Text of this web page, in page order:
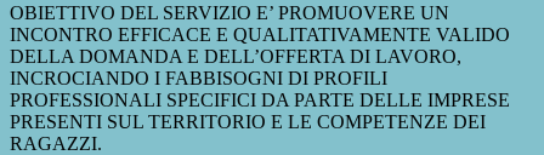
OBIETTIVO DEL SERVIZIO E’ PROMUOVERE UN
INCONTRO EFFICACE E QUALITATIVAMENTE VALIDO
DELLA DOMANDA E DELL’OFFERTA DI LAVORO,
INCROCIANDO I FABBISOGNI DI PROFILI
PROFESSIONALI SPECIFICI DA PARTE DELLE IMPRESE
PRESENTI SUL TERRITORIO E LE COMPETENZE DEI
RAGAZZI.